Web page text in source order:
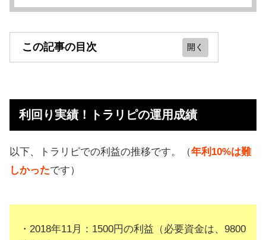
この記事の目次
を解説
トラリピで稼げる額はいくら？
トラリピのメリット（評判あり）
トラリピがおすすめな人
利回り実績！トラリピの運用成績
以下、トラリピでの利益の推移です。（年利10%は難
しかったです）
・2018年11月：1500円の利益（必要資金は、9800